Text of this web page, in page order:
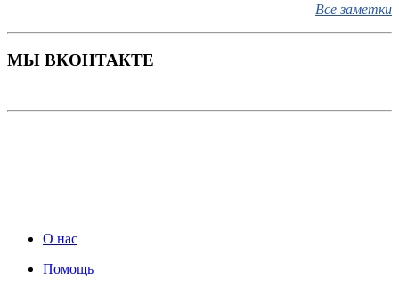
Схема глистогонки для котят с улицы
Лямблиоз (гиардиоз)
Путешествуем вместе
Кошки и окна
Все заметки
МЫ ВКОНТАКТЕ
О нас
Помощь